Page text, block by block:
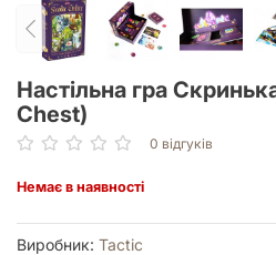
Настільна гра
Chest)
0 відгуків
Немає в наявності
Виробник: Tactic